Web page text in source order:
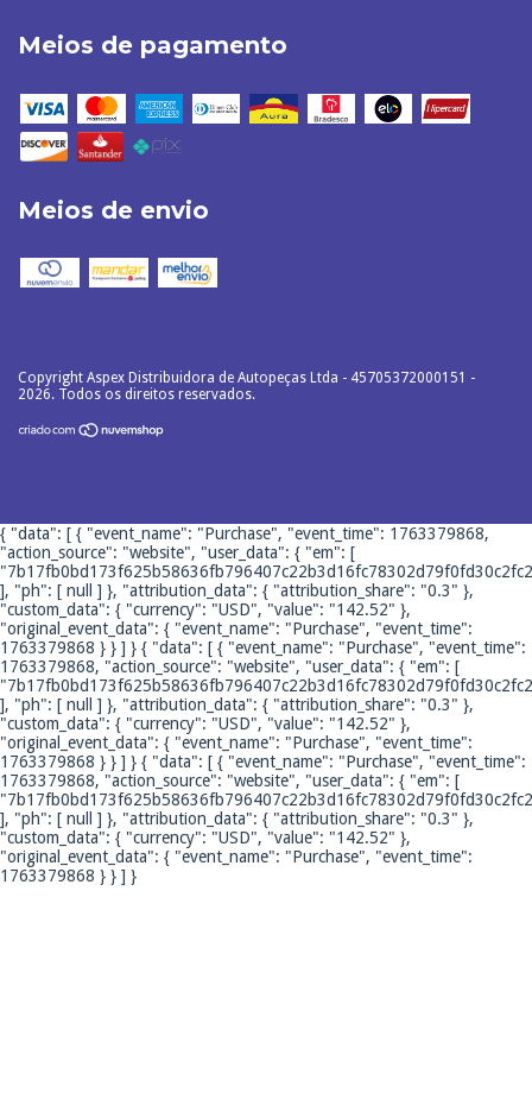
Meios de pagamento
Meios de envio
Copyright Aspex Distribuidora de Autopeças Ltda - 45705372000151 -
2026. Todos os direitos reservados.
{ "data": [ { "event_name": "Purchase", "event_time": 1763379868,
"action_source": "website", "user_data": { "em": [
], "ph": [ null ] }, "attribution_data": { "attribution_share": "0.3" },
"custom_data": { "currency": "USD", "value": "142.52" },
"original_event_data": { "event_name": "Purchase", "event_time":
1763379868 } } ] } { "data": [ { "event_name": "Purchase", "event_time":
1763379868, "action_source": "website", "user_data": { "em": [
], "ph": [ null ] }, "attribution_data": { "attribution_share": "0.3" },
"custom_data": { "currency": "USD", "value": "142.52" },
"original_event_data": { "event_name": "Purchase", "event_time":
1763379868 } } ] } { "data": [ { "event_name": "Purchase", "event_time":
1763379868, "action_source": "website", "user_data": { "em": [
], "ph": [ null ] }, "attribution_data": { "attribution_share": "0.3" },
"custom_data": { "currency": "USD", "value": "142.52" },
"original_event_data": { "event_name": "Purchase", "event_time":
1763379868 } } ] }